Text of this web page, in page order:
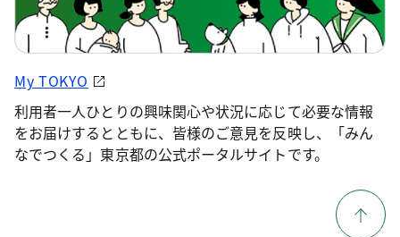
My TOKYO
利用者一人ひとりの興味関心や状況に応じて必要な情報
をお届けするとともに、皆様のご意見を反映し、「みん
なでつくる」東京都の公式ポータルサイトです。